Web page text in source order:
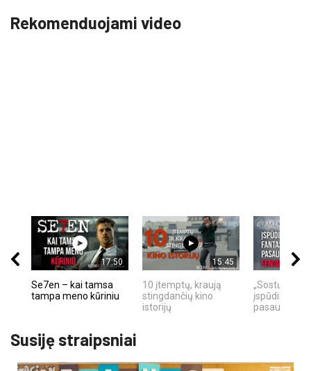
Rekomenduojami video
17:50
Se7en – kai tamsa
tampa meno kūriniu
15:45
10 įtemptų, kraują
stingdančių kino
istorijų
„Sostų
įspūdingas
pasaulio
Susiję straipsniai